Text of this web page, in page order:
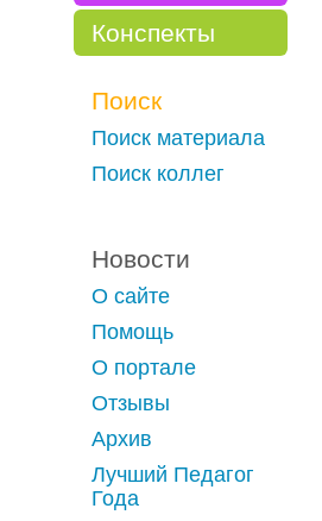
Конспекты
Поиск
Поиск материала
Поиск коллег
Новости
О сайте
Помощь
О портале
Отзывы
Архив
Лучший Педагог
Года